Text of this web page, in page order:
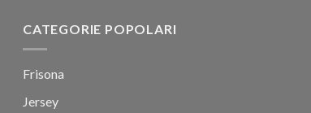
CATEGORIE POPOLARI
Frisona
Jersey